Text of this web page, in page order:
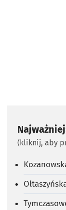
(kliknij, aby